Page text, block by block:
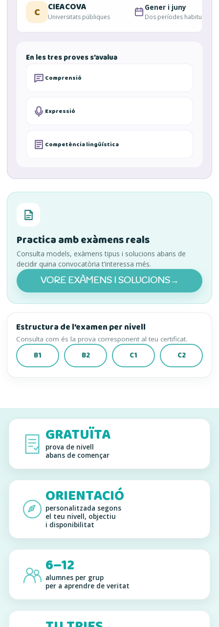
C CIEACOVA
Universitats públiques
Gener i juny
Dos períodes habituals
En les tres proves s’avalua
Comprensió
Expressió
Competència lingüística
Practica amb exàmens reals
Consulta models, exàmens tipus i solucions abans de
decidir quina convocatòria t’interessa més.
VORE EXÀMENS I SOLUCIONS→
(S’OBRI EN UNA
Estructura de l’examen per nivell
Consulta com és la prova corresponent al teu certificat.
B1(S’OBRI EN UNA PESTANYA NOVA)
B2
(S’OBRI EN UNA PESTANYA NOVA)
C1(S’OBRI EN UNA
C2
(S’OBRI
GRATUÏTA
prova de nivell
abans de començar
ORIENTACIÓ
personalitzada segons
el teu nivell, objectiu
i disponibilitat
6–12
alumnes per grup
per a aprendre de veritat